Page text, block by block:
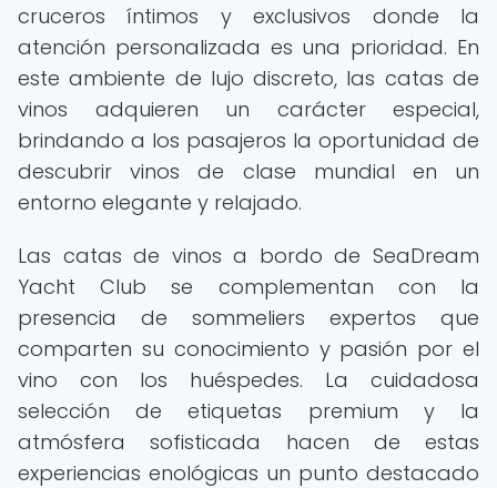
cruceros íntimos y exclusivos donde la
atención personalizada es una prioridad. En
este ambiente de lujo discreto, las catas de
vinos adquieren un carácter especial,
brindando a los pasajeros la oportunidad de
descubrir vinos de clase mundial en un
entorno elegante y relajado.
Las catas de vinos a bordo de SeaDream
Yacht Club se complementan con la
presencia de sommeliers expertos que
comparten su conocimiento y pasión por el
vino con los huéspedes. La cuidadosa
selección de etiquetas premium y la
atmósfera sofisticada hacen de estas
experiencias enológicas un punto destacado